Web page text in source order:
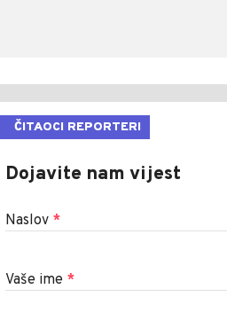
ČITAOCI REPORTERI
Dojavite nam vijest
Naslov *
Vaše ime *